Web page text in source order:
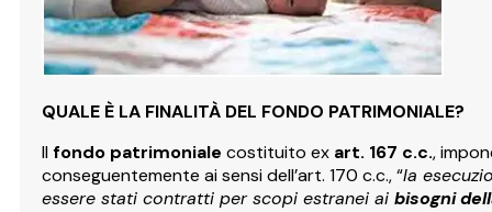
QUALE È LA FINALITÀ DEL FONDO PATRIMONIALE?
Ilfondo patrimoniale costituito ex art. 167 c.c.,
conseguentemente ai sensi dell’art. 170 c.c., “la
essere stati contratti per scopi estranei ai bisogni